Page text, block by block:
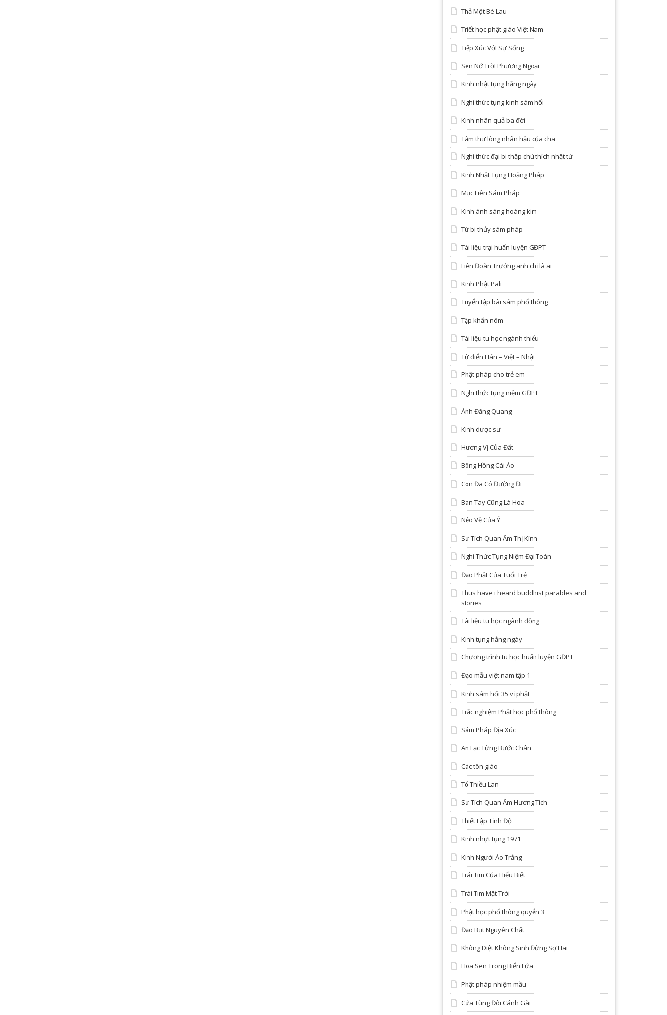
Thả Một Bè Lau
Triết học phật giáo Việt Nam
Tiếp Xúc Với Sự Sống
Sen Nở Trời Phương Ngoại
Kinh nhật tụng hằng ngày
Nghi thức tụng kinh sám hối
Kinh nhân quả ba đời
Tâm thư lòng nhân hậu của cha
Nghi thức đại bi thập chú thích nhật từ
Kinh Nhật Tụng Hoằng Pháp
Mục Liên Sám Pháp
Kinh ánh sáng hoàng kim
Từ bi thủy sám pháp
Tài liệu trại huấn luyện GĐPT
Liên Đoàn Trưởng anh chị là ai
Kinh Phật Pali
Tuyển tập bài sám phổ thông
Tập khấn nôm
Tài liệu tu học ngành thiếu
Từ điển Hán – Việt – Nhật
Phật pháp cho trẻ em
Nghi thức tụng niệm GĐPT
Ánh Đăng Quang
Kinh dược sư
Hương Vị Của Đất
Bông Hồng Cài Áo
Con Đã Có Đường Đi
Bàn Tay Cũng Là Hoa
Nẻo Về Của Ý
Sự Tích Quan Âm Thị Kính
Nghi Thức Tụng Niệm Đại Toàn
Đạo Phật Của Tuổi Trẻ
Thus have i heard buddhist parables and
stories
Tài liệu tu học ngành đồng
Kinh tụng hằng ngày
Chương trình tu học huấn luyện GĐPT
Đạo mẫu việt nam tập 1
Kinh sám hối 35 vị phật
Trắc nghiệm Phật học phổ thông
Sám Pháp Địa Xúc
An Lạc Từng Bước Chân
Các tôn giáo
Tố Thiều Lan
Sự Tích Quan Âm Hương Tích
Thiết Lập Tịnh Độ
Kinh nhựt tụng 1971
Kinh Người Áo Trắng
Trái Tim Của Hiểu Biết
Trái Tim Mặt Trời
Phật học phổ thông quyển 3
Đạo Bụt Nguyên Chất
Không Diệt Không Sinh Đừng Sợ Hãi
Hoa Sen Trong Biển Lửa
Phật pháp nhiệm mầu
Cửa Tùng Đôi Cánh Gài